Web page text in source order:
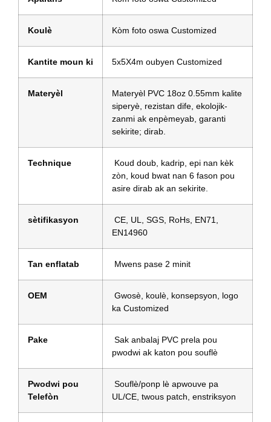
Koulè Kòm foto oswa Customized
Kantite moun ki 5x5X4m oubyen Customized
Materyèl
Materyèl PVC 18oz 0.55mm kalite
siperyè, rezistan dife, ekolojik-
zanmi ak enpèmeyab, garanti
sekirite; dirab.
Technique
Koud doub, kadrip, epi nan kèk
zòn, koud bwat nan 6 fason pou
asire dirab ak an sekirite.
sètifikasyon
CE, UL, SGS, RoHs, EN71,
EN14960
Tan enflatab Mwens pase 2 minit
OEM
Gwosè, koulè, konsepsyon, logo
ka Customized
Pake
Sak anbalaj PVC prela pou
pwodwi ak katon pou souflè
Pwodwi pou
Telefòn
Souflè/ponp lè apwouve pa
UL/CE, twous patch, enstriksyon